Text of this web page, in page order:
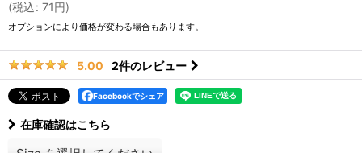
(税込: 71円)
オプションにより価格が変わる場合もあります。
5.00 2件のレビュー
Facebookでシェア
在庫確認はこちら